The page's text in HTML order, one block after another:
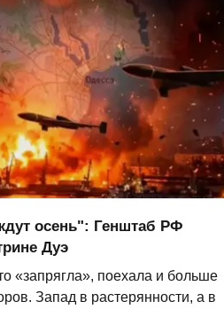
осень": Генштаб РФ
Дуэ
«запрягла», поехала и больше
Запад в растерянности, а в